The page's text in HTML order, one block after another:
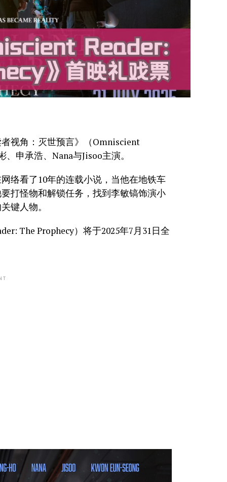
视角：灭世预言》（Omniscient
申承浩、Nana与Jisoo主演。
络看了10年的连载小说，当他在地铁车
打怪物和解锁任务，找到李敏镐饰演小
键人物。
The Prophecy）将于2025年7月31日全